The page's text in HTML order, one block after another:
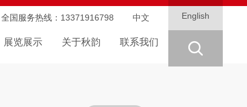
全国服务热线： 13371916798 中文 English
展览展示 关于秋韵 联系我们